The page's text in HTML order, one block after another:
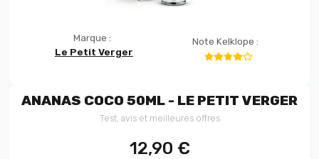
Marque :
Le Petit Verger
Note Kelklope :
ANANAS COCO 50ML - LE PETIT VERGER
Test, avis et meilleures offres
12,90 €